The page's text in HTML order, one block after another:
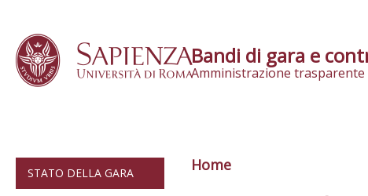
Bandi di gara e
Amministrazione trasparente
STATO DELLA GARA Tu sei qui
Home